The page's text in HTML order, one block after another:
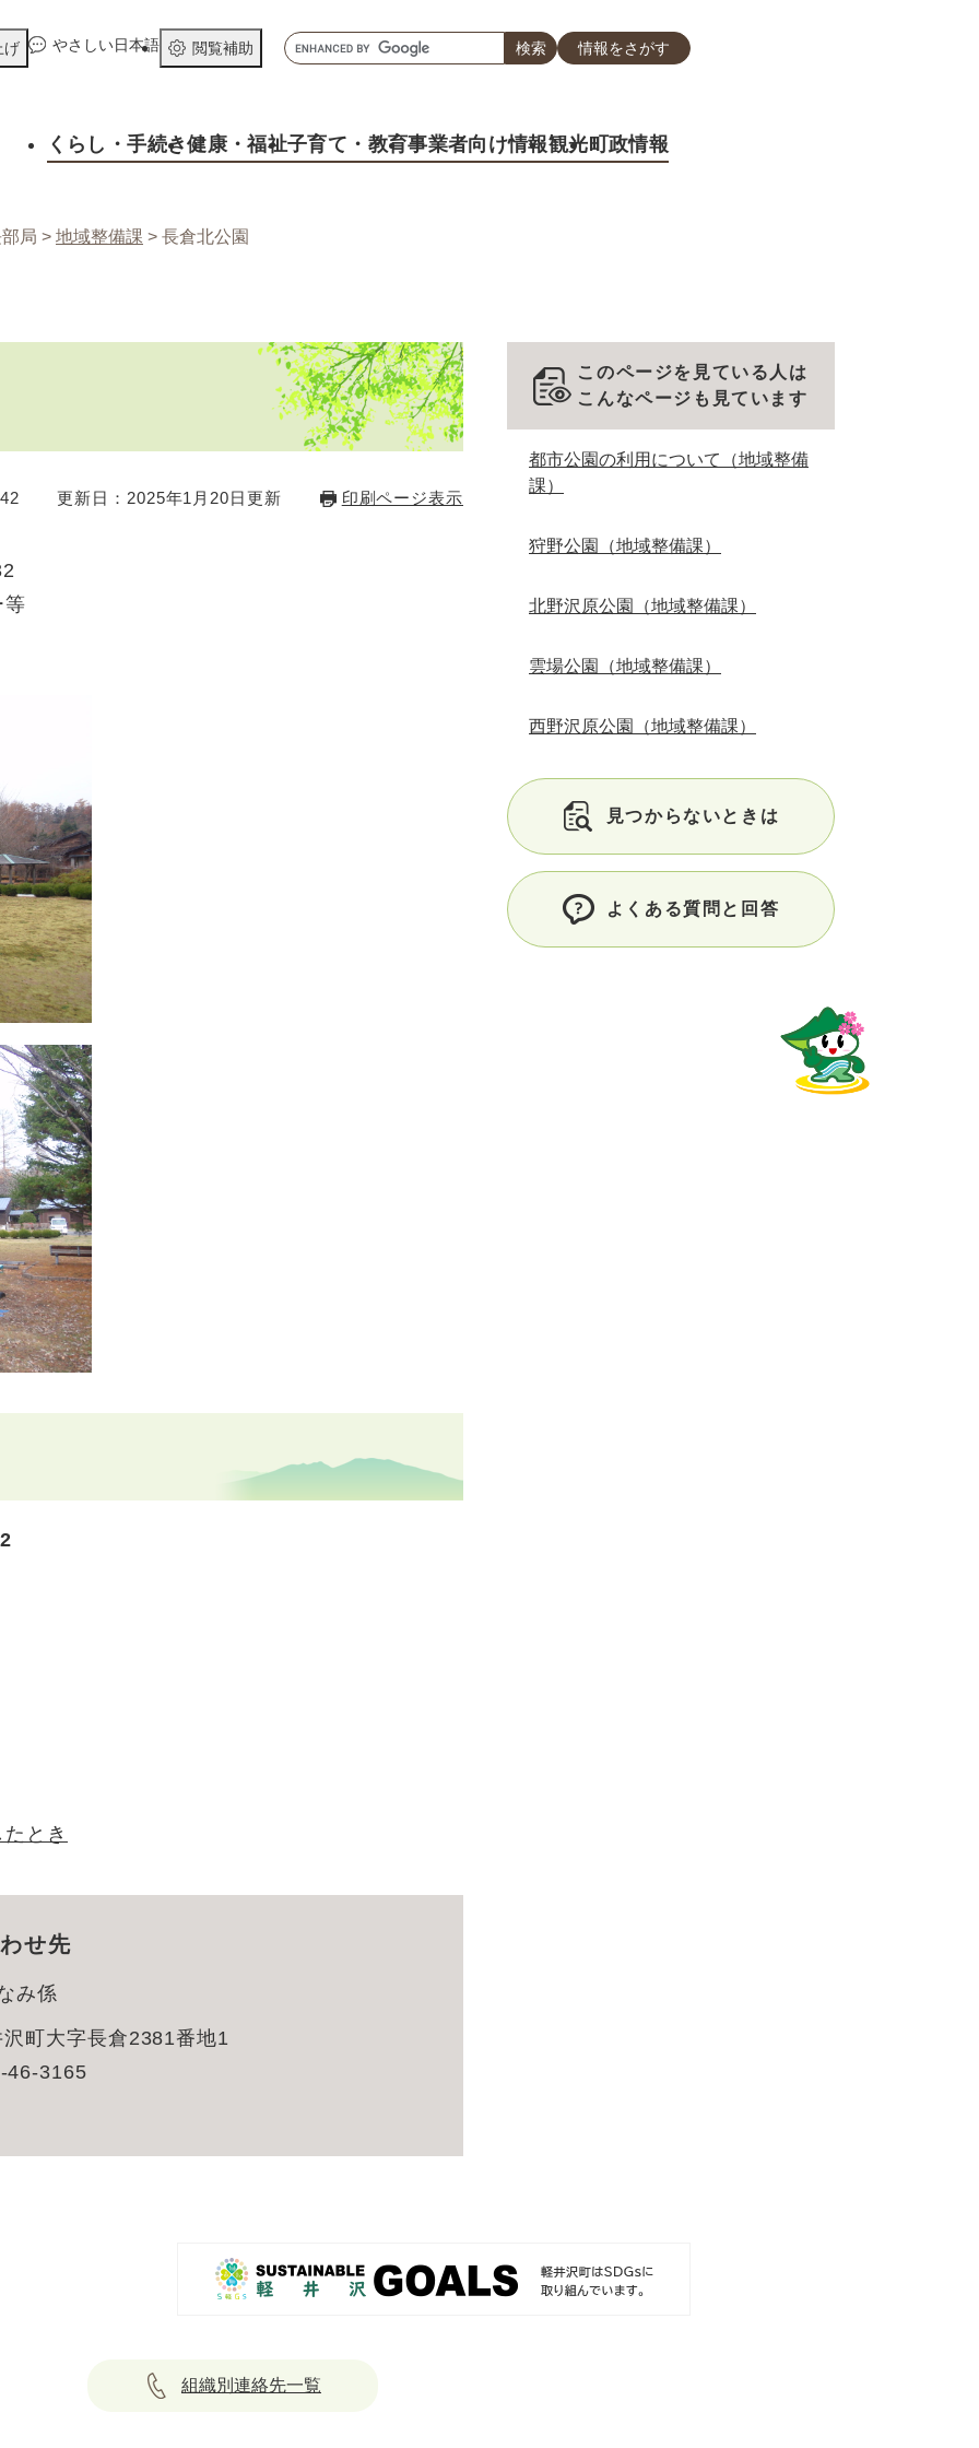
げ
やさしい日本語 閲覧補助
キ
ー
ド
情報をさがす
くらし ・手続き健康 ・福祉子育て ・教育事業者向け情報観光町政情報
局 > 地域整備課 > 長倉北公園
更新日：2025年1月20日更新 印刷ページ表示
等
とき
せ先
み係
町大字長倉2381番地1
46-3165
このページを見ている人は
こんなページも見ています
都市公園の利用について（地域整備
課）
狩野公園（地域整備課）
北野沢原公園（地域整備課）
雲場公園（地域整備課）
西野沢原公園（地域整備課）
見つからないときは
よくある質問と回答
組織別連絡先一覧